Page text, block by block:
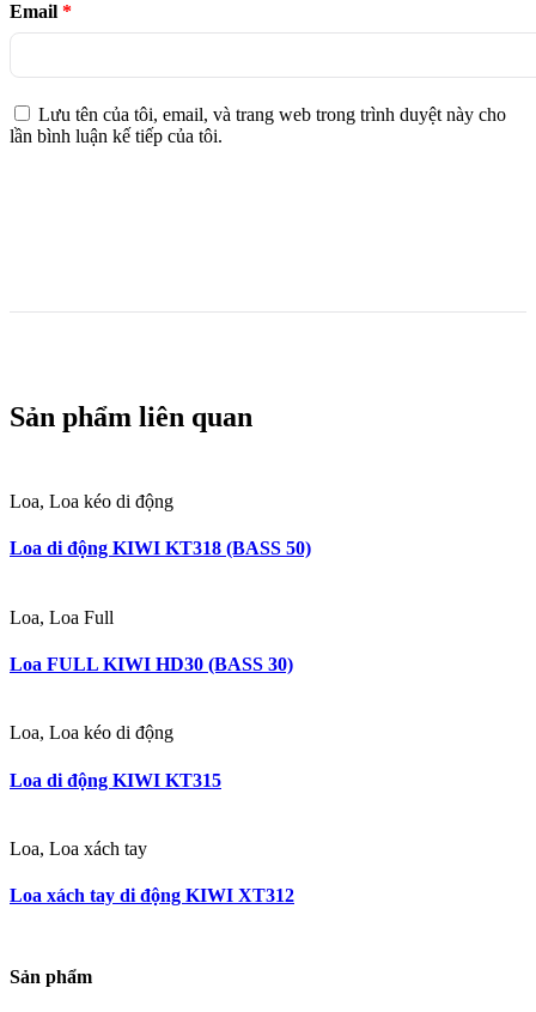
Email *
Lưu tên của tôi, email, và trang web trong trình duyệt này cho
lần bình luận kế tiếp của tôi.
Sản phẩm liên quan
Loa, Loa kéo di động
Loa di động KIWI KT318 (BASS 50)
Loa, Loa Full
Loa FULL KIWI HD30 (BASS 30)
Loa, Loa kéo di động
Loa di động KIWI KT315
Loa, Loa xách tay
Loa xách tay di động KIWI XT312
Sản phẩm